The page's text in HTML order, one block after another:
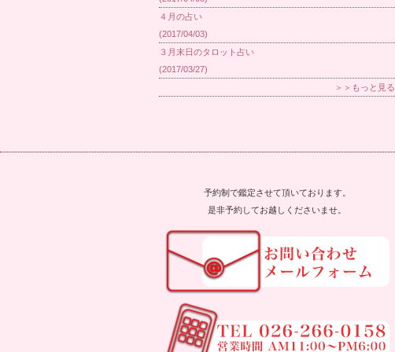
４月の占い
(2017/04/03)
３月末日のタロット占い
(2017/03/27)
＞＞もっと見る
予約制で鑑定させて頂いております。
是非予約してお越しくださいませ。